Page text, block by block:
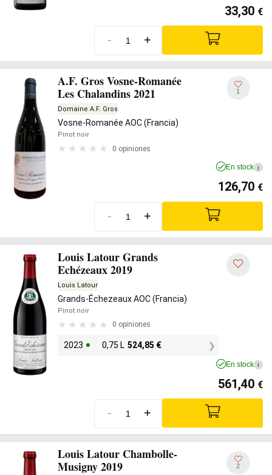
33,30 €
- +
A.F. Gros Vosne-Romanée
Les Chalandins 2021
Domaine A.F. Gros
Vosne-Romanée AOC (Francia)
Pinot noir
0 opiniones
1
En stock i
126,70 €
- +
Louis Latour Grands
Echézeaux 2019
Louis Latour
Grands-Échezeaux AOC (Francia)
Pinot noir
0 opiniones
2023 0,75 L 524,85 €
En stock i
561,40 €
- +
Louis Latour Chambolle-
Musigny 2019
2